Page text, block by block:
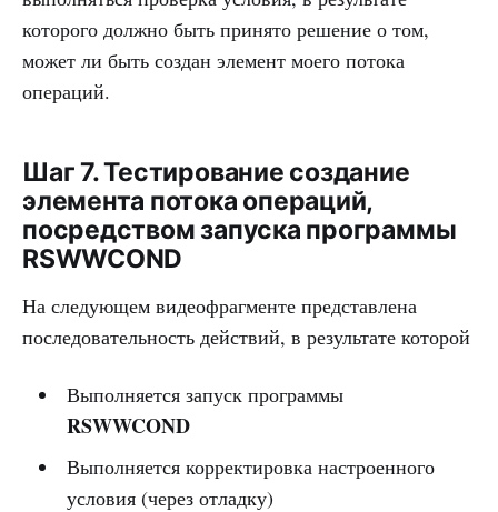
которого должно быть принято решение о том,
может ли быть создан элемент моего потока
операций.
Шаг 7. Тестирование создание
элемента потока операций,
посредством запуска программы
RSWWCOND
На следующем видеофрагменте представлена
последовательность действий, в результате которой
Выполняется запуск программы
RSWWCOND
Выполняется корректировка настроенного
условия (через отладку)